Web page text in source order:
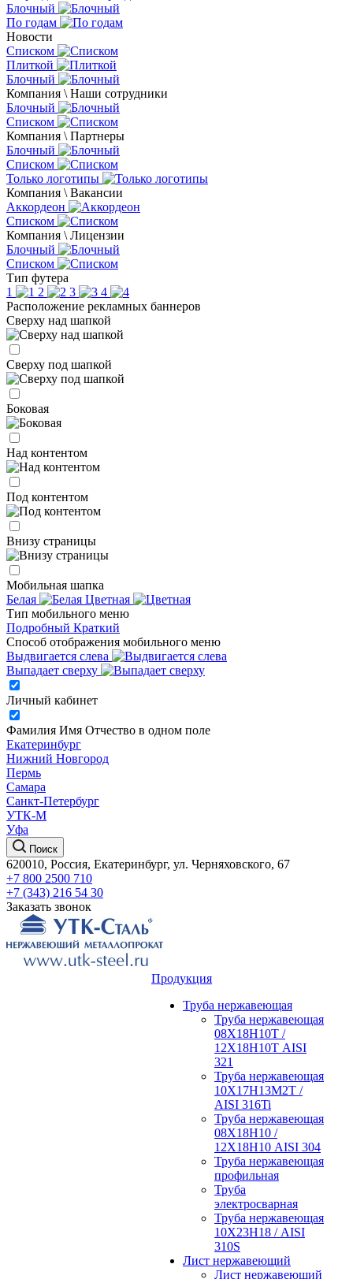
Блочный
По годам
Новости
Списком
Плиткой
Блочный
Компания \ Наши сотрудники
Блочный
Списком
Компания \ Партнеры
Блочный
Списком
Только логотипы
Компания \ Вакансии
Аккордеон
Списком
Компания \ Лицензии
Блочный
Списком
Тип футера
1
2 3
4
Расположение рекламных баннеров
Сверху над шапкой
Сверху под шапкой
Боковая
Над контентом
Под контентом
Внизу страницы
Мобильная шапка
Белая
Цветная
Тип мобильного меню
Подробный Краткий
Способ отображения мобильного меню
Выдвигается слева
Выпадает сверху
Личный кабинет
Фамилия Имя Отчество в одном поле
Екатеринбург
Нижний Новгород
Пермь
Самара
Санкт-Петербург
УТК-М
Уфа
Поиск
620010, Россия, Екатеринбург, ул. Черняховского, 67
+7 800 2500 710
+7 (343) 216 54 30
Заказать звонок
Продукция
Труба нержавеющая
Труба нержавеющая
08Х18Н10Т /
12Х18Н10Т AISI
321
Труба нержавеющая
10Х17Н13М2Т /
AISI 316Ti
Труба нержавеющая
08Х18Н10 /
12Х18Н10 AISI 304
Труба нержавеющая
профильная
Труба
электросварная
Труба нержавеющая
10Х23Н18 / AISI
310S
Лист нержавеющий
Лист нержавеющий